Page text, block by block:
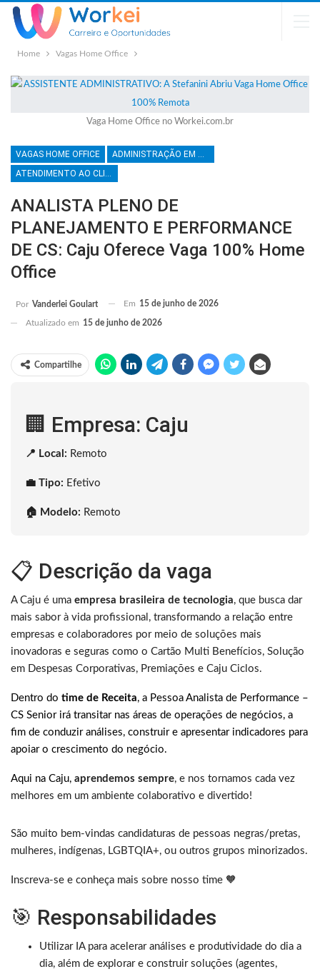
Home Vagas Home Office
Vaga Home Office no Workei.com.br
VAGAS HOME OFFICE
ADMINISTRAÇÃO EM GERAL
ATENDIMENTO AO CLIENTE
ANALISTA PLENO DE
PLANEJAMENTO E PERFORMANCE
DE CS: Caju Oferece Vaga 100% Home
Office
Por Vanderlei Goulart Em 15 de junho de 2026
Atualizado em 15 de junho de 2026
Compartilhe
🏢 Empresa: Caju
📍 Local: Remoto
💼 Tipo: Efetivo
🏠 Modelo: Remoto
📋 Descrição da vaga
A Caju é uma empresa brasileira de tecnologia, que busca dar
mais sabor à vida profissional, transformando a relação entre
empresas e colaboradores por meio de soluções mais
inovadoras e seguras como o Cartão Multi Benefícios, Solução
em Despesas Corporativas, Premiações e Caju Ciclos.
Dentro do time de Receita, a Pessoa Analista de Performance –
CS Senior irá transitar nas áreas de operações de negócios, a
fim de conduzir análises, construir e apresentar indicadores para
apoiar o crescimento do negócio.
Aqui na Caju, aprendemos sempre, e nos tornamos cada vez
melhores em um ambiente colaborativo e divertido!
São muito bem-vindas candidaturas de pessoas negras/pretas,
mulheres, indígenas, LGBTQIA+, ou outros grupos minorizados.
Inscreva-se e conheça mais sobre nosso time 🧡
🎯 Responsabilidades
Utilizar IA para acelerar análises e produtividade do dia a
dia, além de explorar e construir soluções (agentes,